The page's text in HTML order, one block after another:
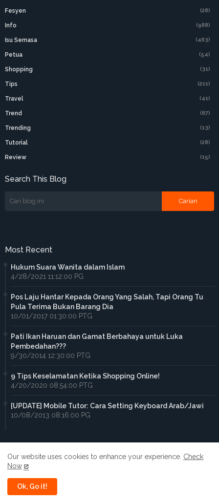
Fesyen (28)
Info (988)
Isu Semasa (463)
Petua (54)
Shopping (31)
Tips (211)
Travel (41)
Trend (67)
Trending (13)
Tutorial (28)
Review (15)
Search This Blog
Most Recent
Hukum Suara Wanita dalam Islam
4/28/2021 11:12:00 PG
Pos Laju Hantar Kepada Orang Yang Salah, Tapi Orang Tu
Pula Terima Bukan Barang Dia
10/01/2017 01:30:00 PTG
Pati Ikan Haruan dan Gamat Berbahaya untuk Luka
Pembedahan???
9/30/2014 12:30:00 PTG
9 Tips Keselamatan Ketika Shopping Online!
4/20/2020 08:54:00 PTG
[UPDATE] Mobile Tutor: Cara Setting Keyboard Arab/Jawi
10/08/2013 08:16:00 PG
Our website uses cookies to enhance your experience. Check
Now
Ok, Go it!